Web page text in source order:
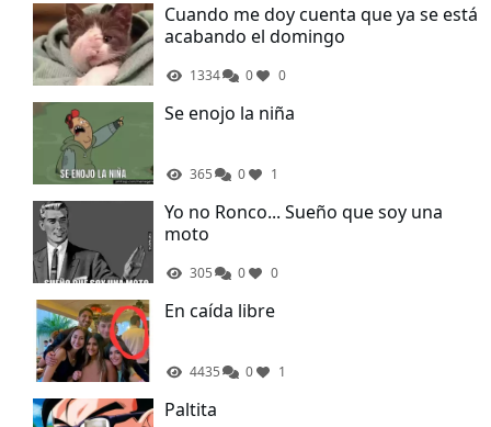
Cuando me doy cuenta que ya se está
acabando el domingo
1334 0 0
Se enojo la niña
365 0 1
Yo no Ronco... Sueño que soy una
moto
305 0 0
En caída libre
4435 0 1
Paltita